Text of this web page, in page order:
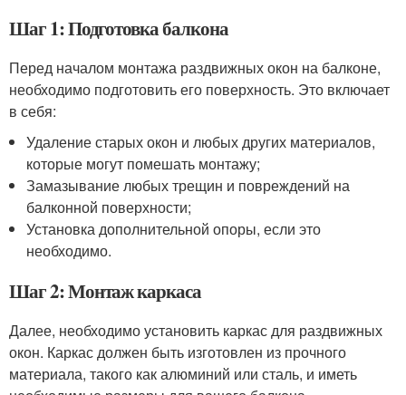
Шаг 1: Подготовка балкона
Перед началом монтажа раздвижных окон на балконе,
необходимо подготовить его поверхность. Это включает
в себя:
Удаление старых окон и любых других материалов,
которые могут помешать монтажу;
Замазывание любых трещин и повреждений на
балконной поверхности;
Установка дополнительной опоры, если это
необходимо.
Шаг 2: Монтаж каркаса
Далее, необходимо установить каркас для раздвижных
окон. Каркас должен быть изготовлен из прочного
материала, такого как алюминий или сталь, и иметь